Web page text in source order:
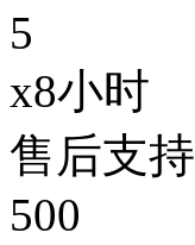
5
x8小时
售后支持
500